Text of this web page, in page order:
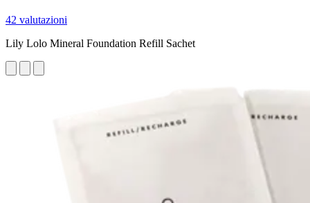
42 valutazioni
Lily Lolo Mineral Foundation Refill Sachet